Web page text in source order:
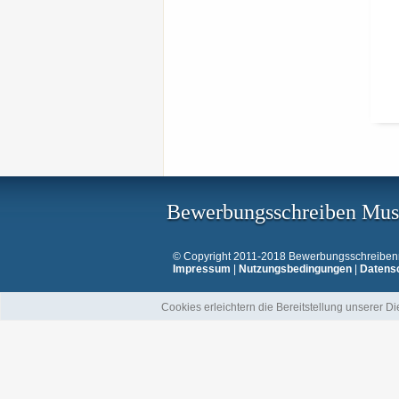
Bewerbungsschreiben
© Copyright 2011-2018
Impressum
Nutzungsbedingungen|
Cookies erleichtern die Bereitstellung unserer